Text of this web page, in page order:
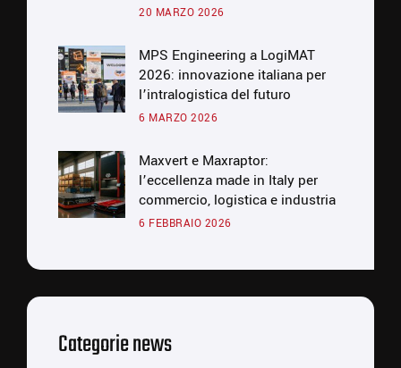
20 MARZO 2026
MPS Engineering a LogiMAT
2026: innovazione italiana per
l’intralogistica del futuro
6 MARZO 2026
Maxvert e Maxraptor:
l’eccellenza made in Italy per
commercio, logistica e industria
6 FEBBRAIO 2026
Categorie news